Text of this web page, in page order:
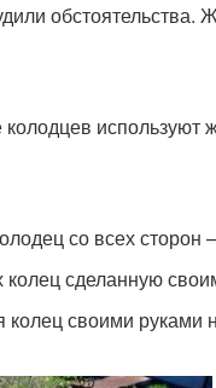
обстоятельства.
используют
со всех
сделанную
своими руками